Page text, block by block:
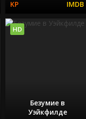
Безумие в
Уэйкфилде
HD